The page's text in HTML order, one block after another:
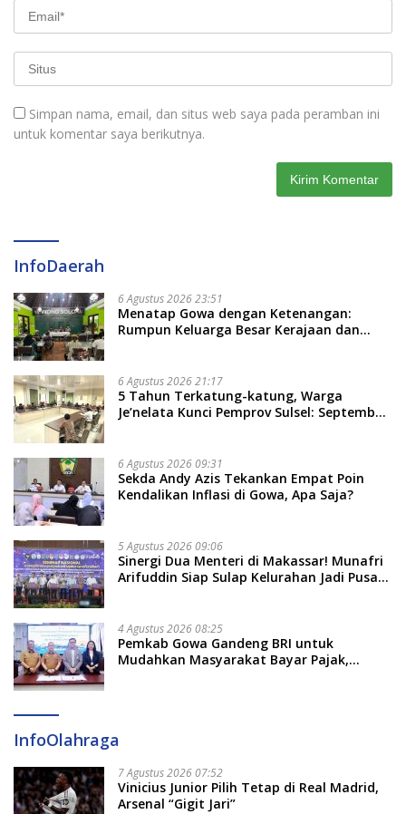
Simpan nama, email, dan situs web saya pada peramban ini
untuk komentar saya berikutnya.
InfoDaerah
6 Agustus 2026 23:51
Menatap Gowa dengan Ketenangan:
Rumpun Keluarga Besar Kerajaan dan
Soal Adat dan Adab
6 Agustus 2026 21:17
5 Tahun Terkatung-katung, Warga
Je’nelata Kunci Pemprov Sulsel: September
6 Agustus 2026 09:31
Sekda Andy Azis Tekankan Empat Poin
Kendalikan Inflasi di Gowa, Apa Saja?
5 Agustus 2026 09:06
Sinergi Dua Menteri di Makassar! Munafri
Arifuddin Siap Sulap Kelurahan Jadi Pusat
4 Agustus 2026 08:25
Pemkab Gowa Gandeng BRI untuk
Mudahkan Masyarakat Bayar Pajak,
InfoOlahraga
7 Agustus 2026 07:52
Vinicius Junior Pilih Tetap di Real Madrid,
Arsenal “Gigit Jari”